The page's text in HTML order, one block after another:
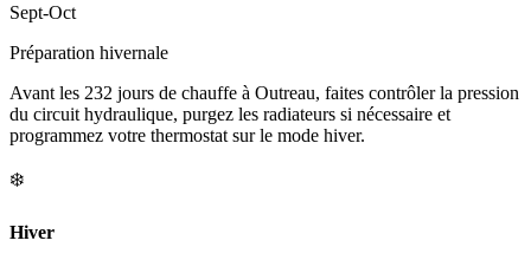
Sept-Oct
Préparation hivernale
Avant les 232 jours de chauffe à Outreau, faites contrôler la pression
du circuit hydraulique, purgez les radiateurs si nécessaire et
programmez votre thermostat sur le mode hiver.
❄️
Hiver